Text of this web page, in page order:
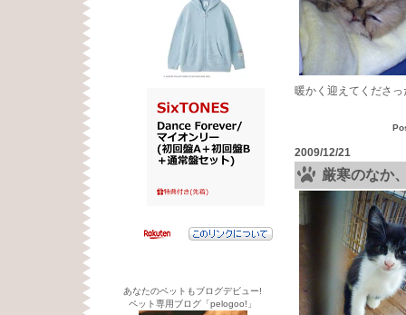
あなたのペットもブログデビュー!
ペット専用ブログ「pelogoo!」
暖かく迎えてくださ
2009/12/21
厳寒のなか